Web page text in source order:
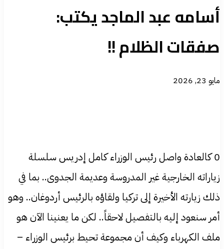
أسامه عبد الماجد يكتب:
صفقات الظلام !!
مايو 23, 2026
0 كالعادة واصل رئيس الوزراء كامل إدريس سلسلة
زياراته الخارجية غير المدروسة وعديمة الجدوى.. بما في
ذلك زيارته الأخيرة إلى تركيا ولقاؤه بالرئيس أردوغان.. وهو
أمر سنعود إليه بالتفصيل لاحقاً.. لكن ما يعنينا الآن هو
ملف الكهرباء وكيف أن مجموعة تحيط برئيس الوزراء –